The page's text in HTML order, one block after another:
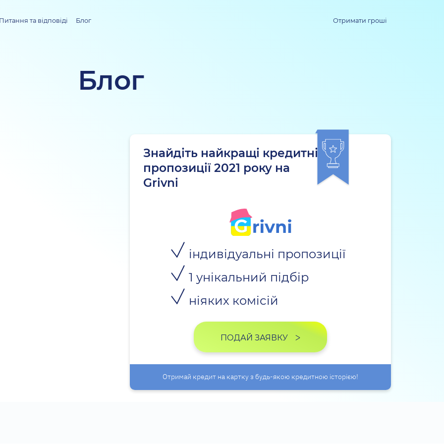
та відповіді Блог Отримати гроші
Блог
Знайдіть найкращі кредитні
пропозиції 2021 року на
Grivni
індивідуальні пропозиції
1 унікальний підбір
ніяких комісій
ПОДАЙ ЗАЯВКУ
Отримай кредит на картку з будь-якою кредитною історією!